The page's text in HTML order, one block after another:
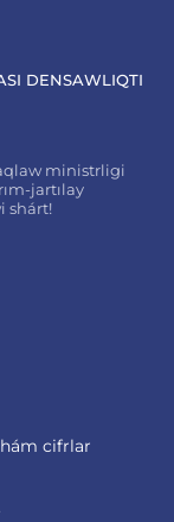
DENSAWLIQTI
ministrligi
jartılay
shárt!
hám cifrlar